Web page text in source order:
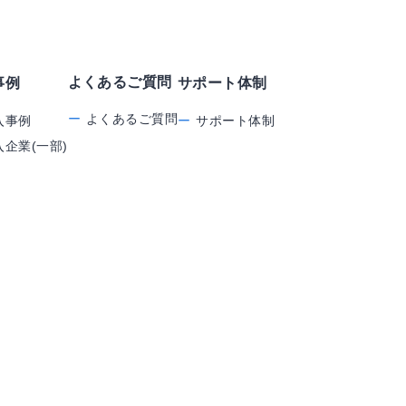
例
事例
企業(一部)
よくあるご質問
よくあるご質問
サポート体制
サポート体制